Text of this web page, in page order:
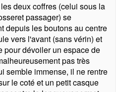
deux coffres (celui sous la
passager) se
depuis les boutons au centre
vers l'avant (sans vérin) et
pour dévoiler un espace de
pas très
semble immense, il ne rentre
le coté et un petit casque